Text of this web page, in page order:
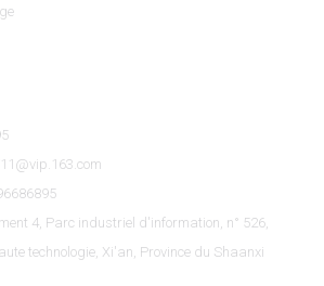
4, Parc industriel d'information, n° 526,
technologie, Xi'an, Province du Shaanxi